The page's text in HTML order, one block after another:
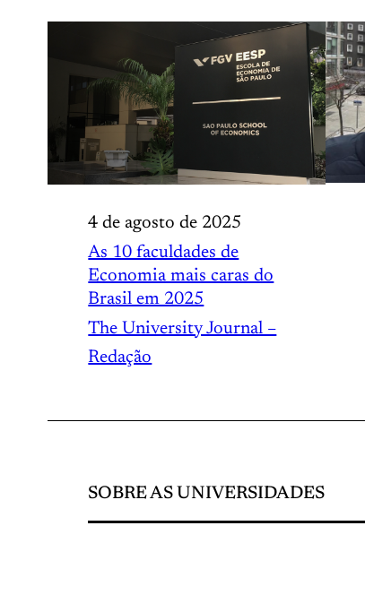
4 de agosto de 2025
As 10 faculdades de
Economia mais caras do
Brasil em 2025
The University Journal –
Redação
SOBRE AS UNIVERSIDADES